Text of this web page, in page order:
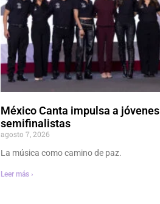
México Canta impulsa a jóvenes
semifinalistas
agosto 7, 2026
La música como camino de paz.
Leer más ›